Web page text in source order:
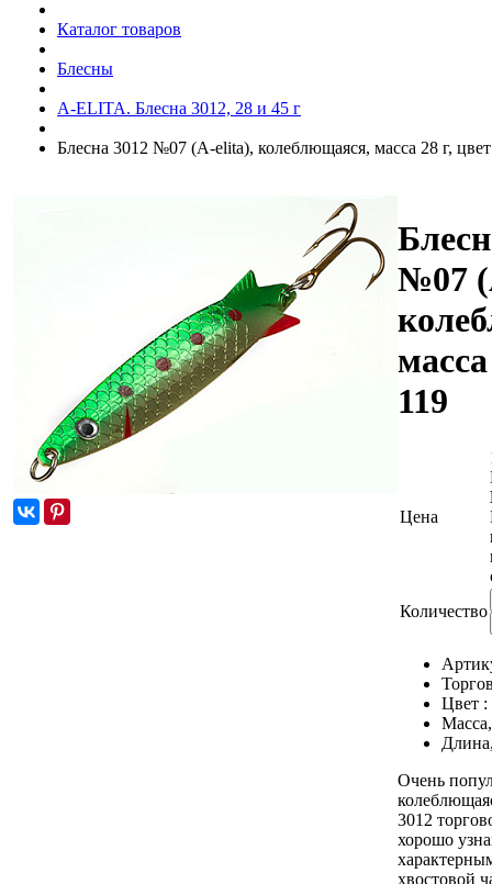
Каталог товаров
Блесны
A-ELITA. Блесна 3012, 28 и 45 г
Блесна 3012 №07 (А-elita), колеблющаяся, масса 28 г,
№07
119
Цена
Количество
Цвет :
Очень
3012
хорошо
хвостовой